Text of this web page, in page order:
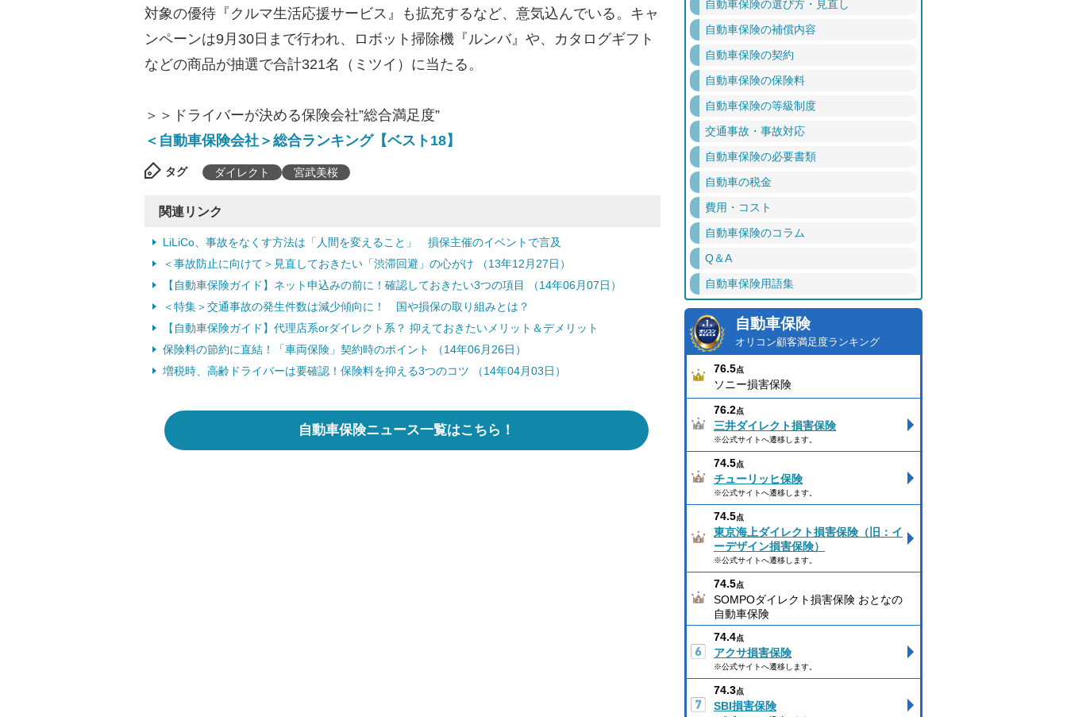
対象の優待『クルマ生活応援サービス』も拡充するなど、意気込んでいる。キャ
ンペーンは9月30日まで行われ、ロボット掃除機『ルンバ』や、カタログギフト
などの商品が抽選で合計321名（ミツイ）に当たる。
＞＞ドライバーが決める保険会社”総合満足度”
＜自動車保険会社＞総合ランキング【ベスト18】
タグ ダイレクト 宮武美桜
関連リンク
LiLiCo、事故をなくす方法は「人間を変えること」 損保主催のイベントで言及
＜事故防止に向けて＞見直しておきたい「渋滞回避」の心がけ （13年12月27日）
【自動車保険ガイド】ネット申込みの前に！確認しておきたい3つの項目 （14年06月07日）
＜特集＞交通事故の発生件数は減少傾向に！ 国や損保の取り組みとは？
【自動車保険ガイド】代理店系orダイレクト系？ 抑えておきたいメリット＆デメリット
保険料の節約に直結！「車両保険」契約時のポイント （14年06月26日）
増税時、高齢ドライバーは要確認！保険料を抑える3つのコツ （14年04月03日）
自動車保険ニュース一覧はこちら！
自動車保険の選び方・見直し
自動車保険の補償内容
自動車保険の契約
自動車保険の保険料
自動車保険の等級制度
交通事故・事故対応
自動車保険の必要書類
自動車の税金
費用・コスト
自動車保険のコラム
Q＆A
自動車保険用語集
自動車保険
オリコン顧客満足度ランキング
76.5点
ソニー損害保険
76.2点
三井ダイレクト損害保険
※公式サイトへ遷移します。
74.5点
チューリッヒ保険
※公式サイトへ遷移します。
74.5点
東京海上ダイレクト損害保険（旧：イ
ーデザイン損害保険）
※公式サイトへ遷移します。
74.5点
SOMPOダイレクト損害保険 おとなの
自動車保険
74.4点
アクサ損害保険
※公式サイトへ遷移します。
74.3点
SBI損害保険